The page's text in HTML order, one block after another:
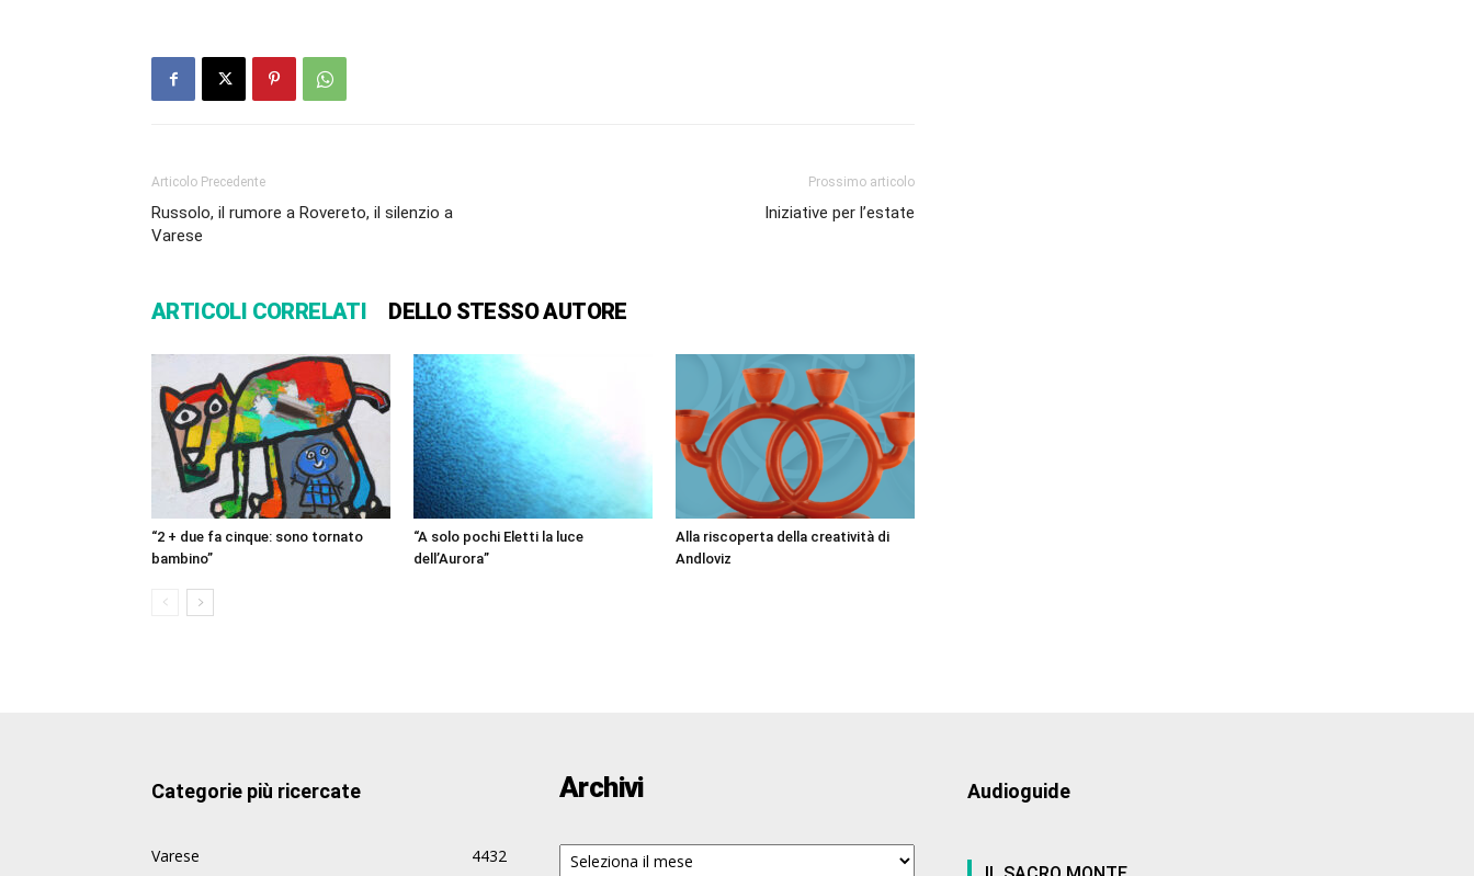
Articolo Precedente
Russolo, il rumore a Rovereto, il silenzio a
Varese
Prossimo articolo
Iniziative per l’estate
ARTICOLI CORRELATI DELLO STESSO AUTORE
“2 + due fa cinque: sono tornato
bambino”
“A solo pochi Eletti la luce
dell’Aurora”
Alla riscoperta della creatività di
Andloviz
Categorie più ricercate
Varese 4432
Archivi
Archivi
Audioguide